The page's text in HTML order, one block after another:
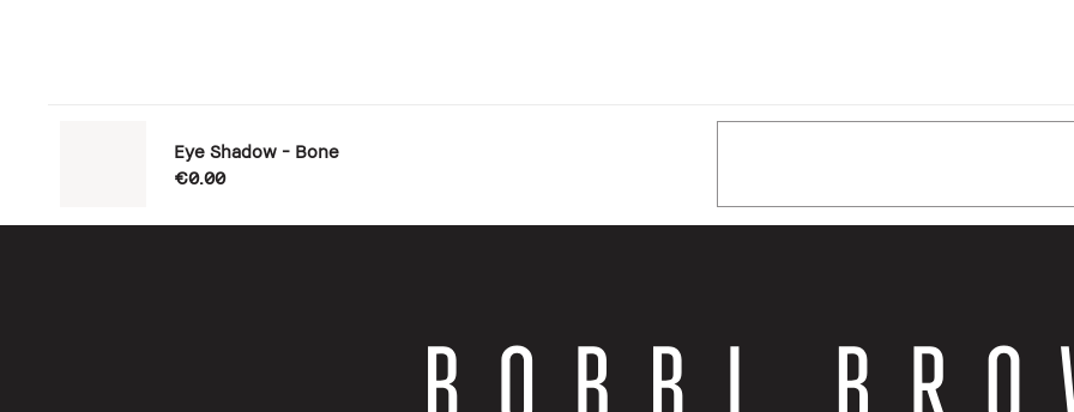
Eye Shadow - Bone
€0.00